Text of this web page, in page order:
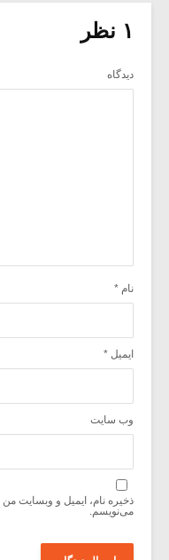
۱ نظر
دیدگاه
نام *
ایمیل *
وب‌ سایت
ذخیره نام، ایمیل و وبسایت
می‌نویسم.